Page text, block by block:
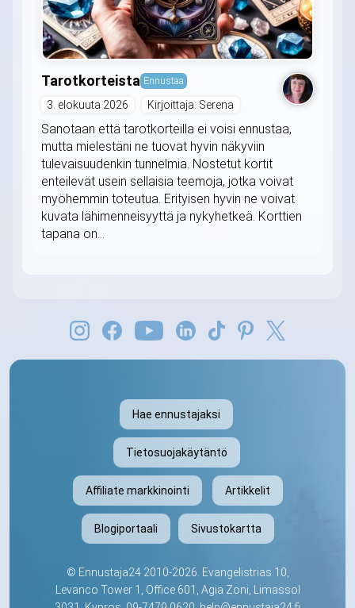
Tarotkorteista Ennustaa
3. elokuuta 2026 Kirjoittaja: Serena
Sanotaan että tarotkorteilla ei voisi ennustaa,
mutta mielestäni ne tuovat hyvin näkyviin
tulevaisuudenkin tunnelmia. Nostetut kortit
enteilevät usein sellaisia teemoja, jotka voivat
myöhemmin toteutua. Erityisen hyvin ne voivat
kuvata lähimenneisyyttä ja nykyhetkeä. Korttien
tapana on...
Hae ennustajaksi
Tietosuojakäytäntö
Affiliate markkinointi Artikkelit
Blogiportaali Sivustokartta
© Ennustaja242010-2026. Evangelistrias 10,
Levanco Tower 1, Office 601, Agia Zoni, Limassol